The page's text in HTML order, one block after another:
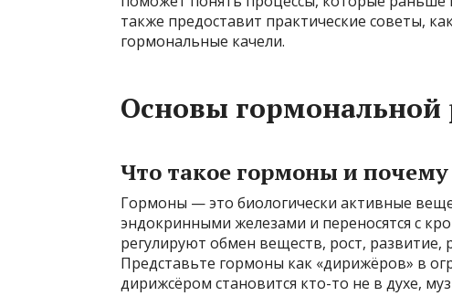
также предоставит практические советы,
гормональные качели.
Основы гормональной
Что такое гормоны и
Гормоны — это биологически активные
эндокринными железами и переносятся с
регулируют обмен веществ, рост,
Представьте гормоны как «дирижёров» в
дирижсёром становится кто-то не в духе,